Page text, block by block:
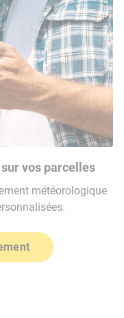
vos parcelles
météorologique